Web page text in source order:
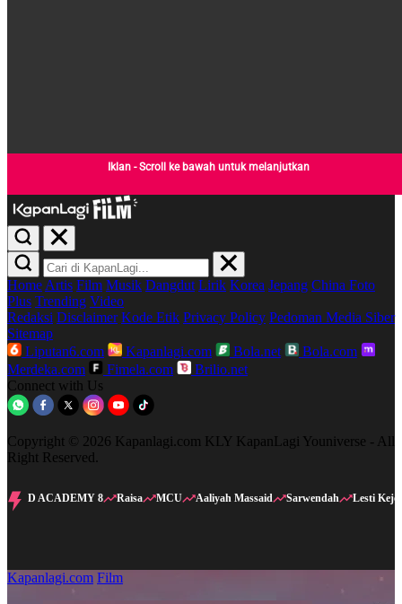
Iklan - Scroll ke bawah untuk melanjutkan
Home Artis Film Musik Dangdut Lirik Korea Jepang China Foto
Plus Trending Video
Redaksi Disclaimer Kode Etik Privacy Policy Pedoman Media Siber
Sitemap
Liputan6.com
Kapanlagi.com Bola.net
Bola.com
Merdeka.com
Fimela.com
Brilio.net
Connect with Us
Copyright © 2026 Kapanlagi.com KLY KapanLagi Youniverse - All
Right Reserved.
D ACADEMY 8 Raisa MCU Aaliyah Massaid Sarwendah Lesti
Kapanlagi.com Film